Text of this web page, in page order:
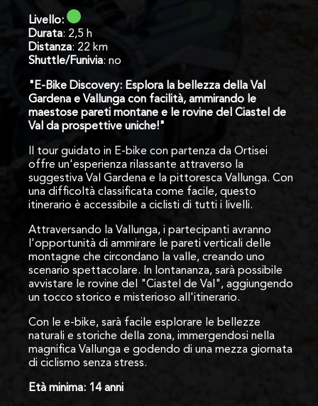
Livello:
Durata: 2,5 h
Distanza: 22 km
Shuttle/Funivia: no
"E-Bike Discovery: Esplora la bellezza della Val
Gardena e Vallunga con facilità, ammirando le
maestose pareti montane e le rovine del Ciastel de
Val da prospettive uniche!"
Il tour guidato in E-bike con partenza da Ortisei
offre un'esperienza rilassante attraverso la
suggestiva Val Gardena e la pittoresca Vallunga. Con
una difficoltà classificata come facile, questo
itinerario è accessibile a ciclisti di tutti i livelli.
Attraversando la Vallunga, i partecipanti avranno
l'opportunità di ammirare le pareti verticali delle
montagne che circondano la valle, creando uno
scenario spettacolare. In lontananza, sarà possibile
avvistare le rovine del "Ciastel de Val", aggiungendo
un tocco storico e misterioso all'itinerario.
Con le e-bike, sarà facile esplorare le bellezze
naturali e storiche della zona, immergendosi nella
magnifica Vallunga e godendo di una mezza giornata
di ciclismo senza stress.
Età minima: 14 anni